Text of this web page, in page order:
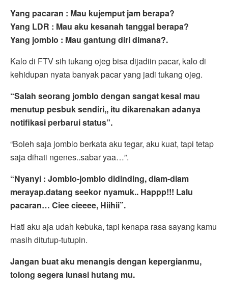
Yang pacaran : Mau kujemput jam berapa?
Yang LDR : Mau aku kesanah tanggal berapa?
Yang jomblo : Mau gantung diri dimana?.
Kalo di FTV sih tukang ojeg bisa dijadiin pacar, kalo di
kehidupan nyata banyak pacar yang jadi tukang ojeg.
“Salah seorang jomblo dengan sangat kesal mau
menutup pesbuk sendiri,, itu dikarenakan adanya
notifikasi perbarui status”.
“Boleh saja jomblo berkata aku tegar, aku kuat, tapi tetap
saja dihati ngenes..sabar yaa…”.
“Nyanyi : Jomblo-jomblo didinding, diam-diam
merayap.datang seekor nyamuk.. Happp!!! Lalu
pacaran… Ciee cieeee, Hiihii”.
Hati aku aja udah kebuka, tapi kenapa rasa sayang kamu
masih ditutup-tutupin.
Jangan buat aku menangis dengan kepergianmu,
tolong segera lunasi hutang mu.